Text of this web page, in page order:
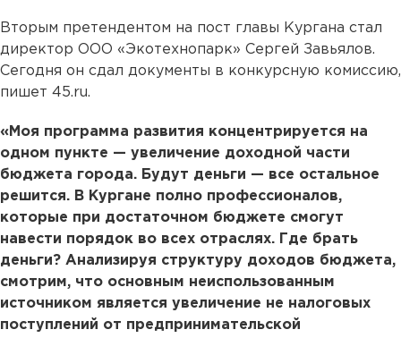
Вторым претендентом на пост главы Кургана стал
директор ООО «Экотехнопарк» Сергей Завьялов.
Сегодня он сдал документы в конкурсную комиссию,
пишет 45.ru.
«Моя программа развития концентрируется на
одном пункте — увеличение доходной части
бюджета города. Будут деньги — все остальное
решится. В Кургане полно профессионалов,
которые при достаточном бюджете смогут
навести порядок во всех отраслях. Где брать
деньги? Анализируя структуру доходов бюджета,
смотрим, что основным неиспользованным
источником является увеличение не налоговых
поступлений от предпринимательской